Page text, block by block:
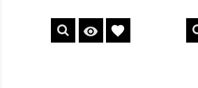
 favorite